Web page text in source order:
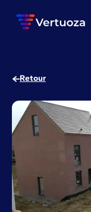
Retour